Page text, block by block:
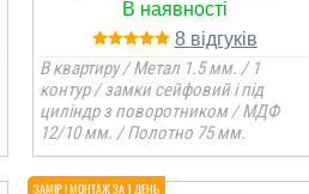
8
В квартиру / Метал 1.5 мм. / 1
контур / замки сейфовий і під
циліндр з поворотником / МДФ
12/10 мм. / Полотно 75 мм.